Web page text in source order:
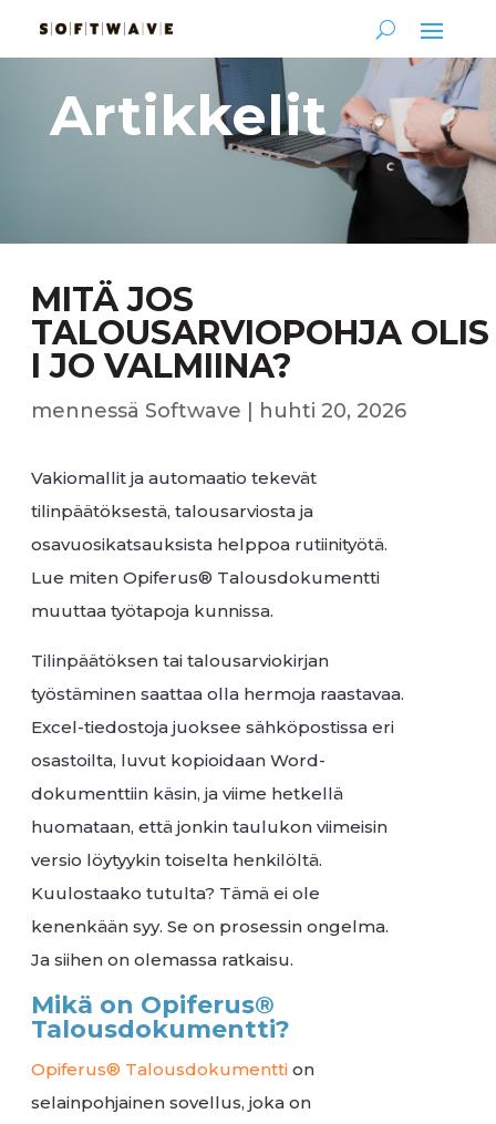
Artikkelit
MITÄ JOS
TALOUSARVIOPOHJA OLIS
I JO VALMIINA?
mennessä Softwave huhti 20, 2026
Vakiomallit ja automaatio tekevät
tilinpäätöksestä, talousarviosta ja
osavuosikatsauksista helppoa rutiinityötä.
Lue miten Opiferus® Talousdokumentti
muuttaa työtapoja kunnissa.
Tilinpäätöksen tai talousarviokirjan
työstäminen saattaa olla hermoja raastavaa.
Excel-tiedostoja juoksee sähköpostissa eri
osastoilta, luvut kopioidaan Word-
dokumenttiin käsin, ja viime hetkellä
huomataan, että jonkin taulukon viimeisin
versio löytyykin toiselta henkilöltä.
Kuulostaako tutulta? Tämä ei ole
kenenkään syy. Se on prosessin ongelma.
Ja siihen on olemassa ratkaisu.
Mikä on Opiferus®
Talousdokumentti?
Opiferus® Talousdokumentti on
selainpohjainen sovellus, joka on